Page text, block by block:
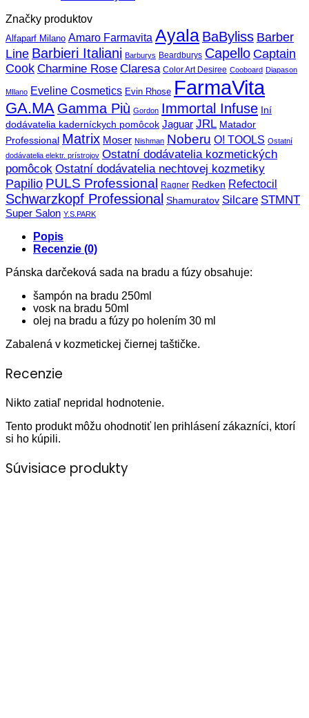
Značky produktov
Alfaparf Milano Amaro Farmavita Ayala BaByliss Barber
Line Barbieri Italiani Barburys Beardburys Capello Captain
Cook Charmine Rose Claresa Color Art Desiree Cooboard Diapason
MIlano Eveline Cosmetics Evin Rhose FarmaVita
GA.MA Gamma Più Gordon Immortal Infuse Iní
dodávatelia kaderníckych pomôcok Jaguar JRL Matador
Professional Matrix Moser Nishman Noberu O! TOOLS Ostatní
dodávatelia elektr. prístrojov Ostatní dodávatelia kozmetických
pomôcok Ostatní dodávatelia nechtovej kozmetiky
Papilio PULS Professional Ragner Redken Refectocil
Schwarzkopf Professional Shamuratov Silcare STMNT
Super Salon Y.S.PARK
Popis
Recenzie (0)
Pánska darčeková sada na bradu a fúzy obsahuje:
šampón na bradu 250ml
vosk na bradu 50ml
olej na bradu a fúzy po holením 30 ml
Zabalená v kozmetickej čiernej taštičke.
Recenzie
Nikto zatiaľ nepridal hodnotenie.
Tento produkt môžu ohodnotiť len prihlásení zákazníci, ktorí
si ho kúpili.
Súvisiace produkty